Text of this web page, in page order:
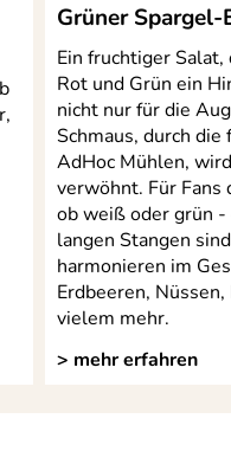
Grüner Spargel-
Ein fruchtiger
Rot und Grün ein
nicht nur für die
Schmaus, durch
AdHoc Mühlen,
verwöhnt. Für Fans
ob weiß oder grün
langen Stangen
harmonieren im
Erdbeeren,
vielem mehr.
> mehr erfahren